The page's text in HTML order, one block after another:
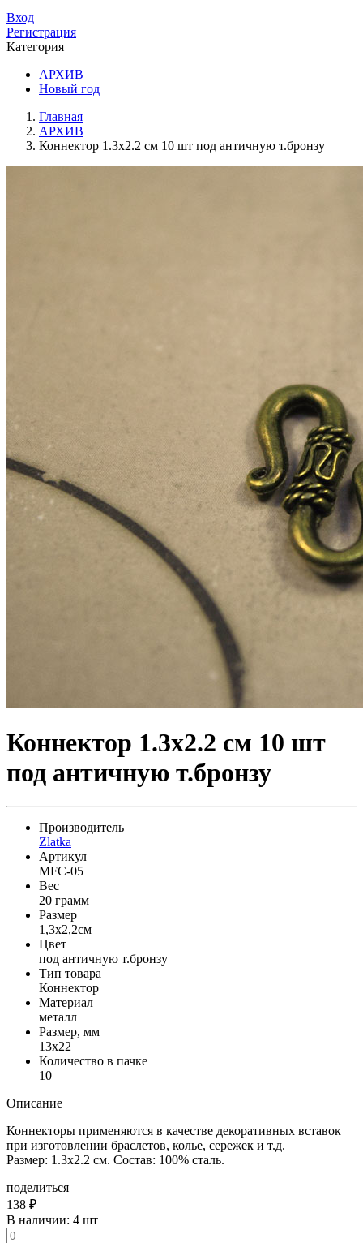
Вход
Регистрация
Категория
АРХИВ
Новый год
Главная
АРХИВ
Коннектор 1.3х2.2 см 10 шт под античную т.бронзу
Коннектор 1.3х2.2 см 10 шт
под античную т.бронзу
Производитель
Zlatka
Артикул
MFC-05
Вес
20 грамм
Размер
1,3x2,2см
Цвет
под античную т.бронзу
Тип товара
Коннектор
Материал
металл
Размер, мм
13x22
Количество в пачке
10
Описание
Коннекторы применяются в качестве декоративных вставок
при изготовлении браслетов, колье, сережек и т.д.
Размер: 1.3х2.2 см. Состав: 100% сталь.
поделиться
138 ₽
В наличии: 4 шт